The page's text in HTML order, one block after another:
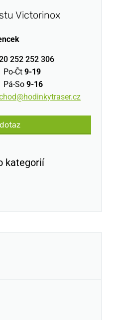
Victorinox
252 252 306
Po-Čt 9-19
Pá-So 9-16
kategorií